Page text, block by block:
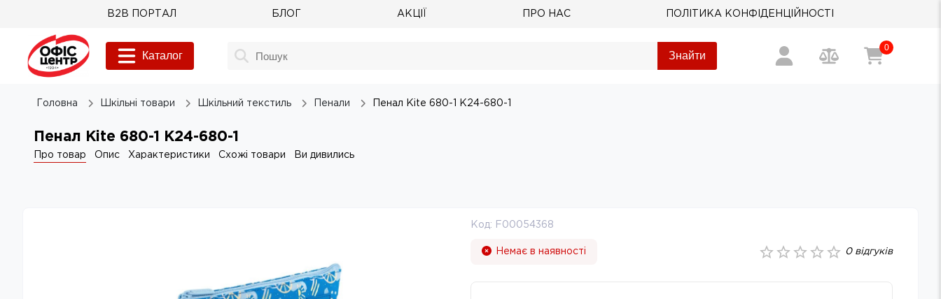
B2B ПОРТАЛ БЛОГ АКЦІЇ ПРО НАС ПОЛІТИКА КОНФІДЕНЦІЙНОСТІ
Каталог Знайти
0
Головна Шкільні товари Шкільний текстиль Пенали Пенал Kite 680-1 K24-680-1
Пенал Kite 680-1 K24-680-1
Про товар Опис Характеристики Схожі товари Ви дивились
Код: F00054368
Немає в наявності 0відгуків